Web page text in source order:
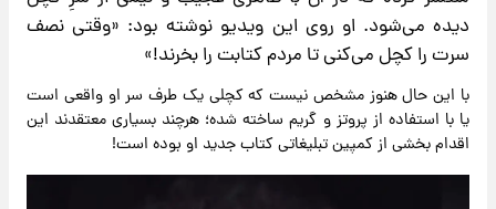
دیده می‌شود. او روی این ویدیو نوشته بود: «وقتی نصف
سرت را کچل می‌کنی تا مردم کتابت را بخرند!»
با این حال هنوز مشخص نیست که کچلی یک طرف سر او واقعی است
یا با استفاده از پروتز و گریم ساخته شده؛ هرچند بسیاری معتقدند این
اقدام بخشی از کمپین تبلیغاتی کتاب جدید او بوده است!